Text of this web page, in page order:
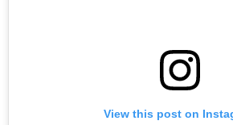
View this post on